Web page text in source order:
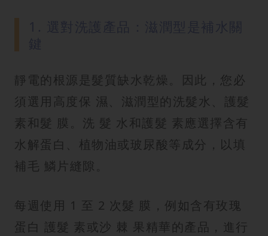
靜電的根源是髮質缺水乾燥。因此，您必
須選用高度保 濕、滋潤型的洗髮水、護髮
素和髮 膜。洗 髮 水和護髮 素應選擇含有
水解蛋白、植物油或玻尿酸等成分，以填
補毛 鱗片縫隙。
每週使用 1 至 2 次髮 膜，例如含有玫瑰
蛋白 護髮 素或沙 棘 果精華的產品，進行